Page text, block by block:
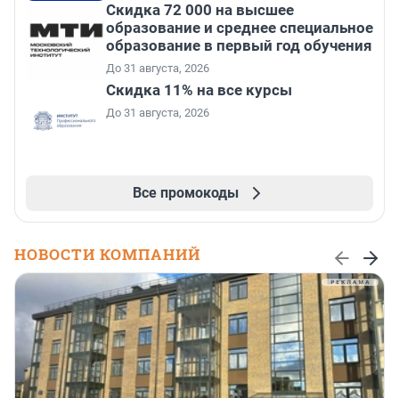
Скидка 72 000 на высшее
образование и среднее специальное
образование в первый год обучения
До 31 августа, 2026
Скидка 11% на все курсы
До 31 августа, 2026
Все промокоды
НОВОСТИ КОМПАНИЙ